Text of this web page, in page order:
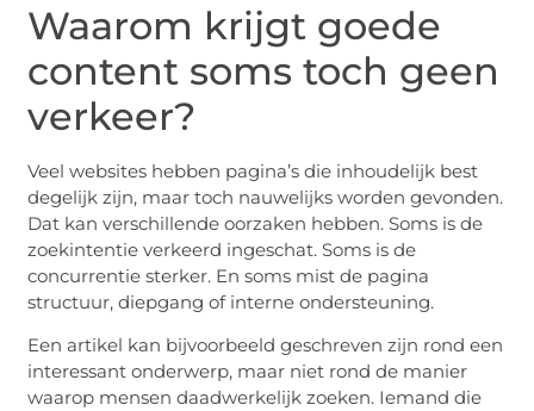
Waarom krijgt goede
content soms toch geen
verkeer?
Veel websites hebben pagina’s die inhoudelijk best
degelijk zijn, maar toch nauwelijks worden gevonden.
Dat kan verschillende oorzaken hebben. Soms is de
zoekintentie verkeerd ingeschat. Soms is de
concurrentie sterker. En soms mist de pagina
structuur, diepgang of interne ondersteuning.
Een artikel kan bijvoorbeeld geschreven zijn rond een
interessant onderwerp, maar niet rond de manier
waarop mensen daadwerkelijk zoeken. Iemand die